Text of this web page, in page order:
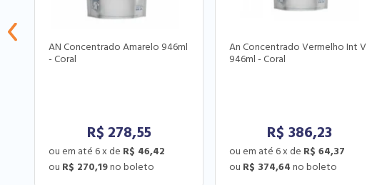
AN Concentrado Amarelo 946ml
- Coral
R$ 278,55
6x de R$ 46,42
R$ 270,19
An Concentrado Vermelho Int V
946ml - Coral
R$ 386,23
6x de R$ 64,37
R$ 374,64